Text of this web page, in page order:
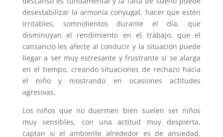
desestabilizar la armonía conyugal, hacer que estén
irritables, somnolientos durante el día, que
disminuyan el rendimiento en el trabajo, que el
cansancio les afecte al conducir y la situación puede
llegar a ser muy estresante y frustrante si se alarga
en el tiempo, creando situaciones de rechazo hacia
el niño y mostrando en ocasiones actitudes
agresivas.
Los niños que no duermen bien suelen ser niños
muy sensibles, con una actitud muy despierta,
captan si el ambiente alrededor es de ansiedad,